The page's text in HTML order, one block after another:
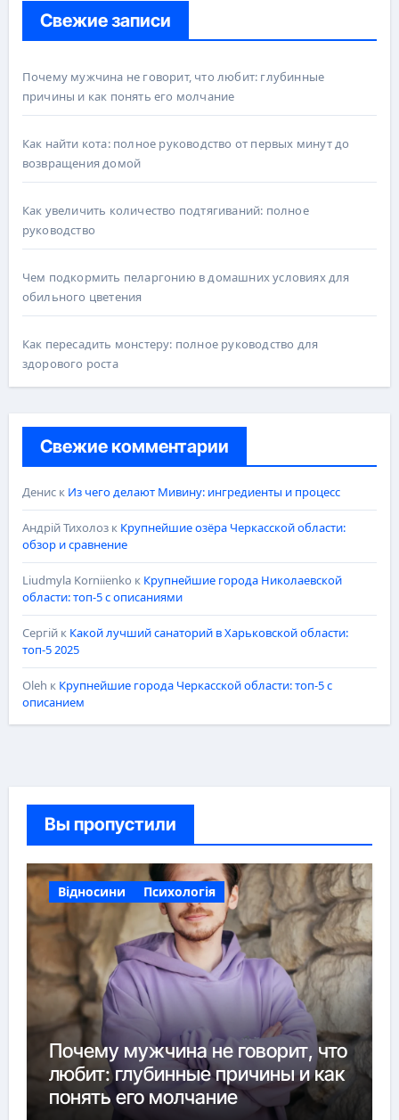
Свежие записи
Почему мужчина не говорит, что любит: глубинные
причины и как понять его молчание
Как найти кота: полное руководство от первых минут до
возвращения домой
Как увеличить количество подтягиваний: полное
руководство
Чем подкормить пеларгонию в домашних условиях для
обильного цветения
Как пересадить монстеру: полное руководство для
здорового роста
Свежие комментарии
Дениск Из чего делают Мивину: ингредиенты и процесс
Андрій Тихолозк Крупнейшие озёра Черкасской области:
обзор и сравнение
Liudmyla Korniienko к Крупнейшие города Николаевской
области: топ-5 с описаниями
Сергійк Какой лучший санаторий в Харьковской области:
топ-5 2025
Oleh к Крупнейшие города Черкасской области: топ-5 с
описанием
Вы пропустили
Відносини Психологія
Почему мужчина не говорит, что
любит: глубинные причины и как
понять его молчание